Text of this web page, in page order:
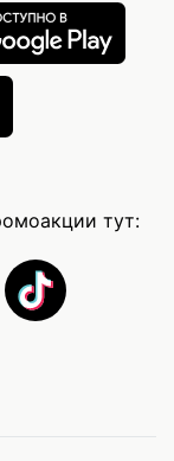
тут: